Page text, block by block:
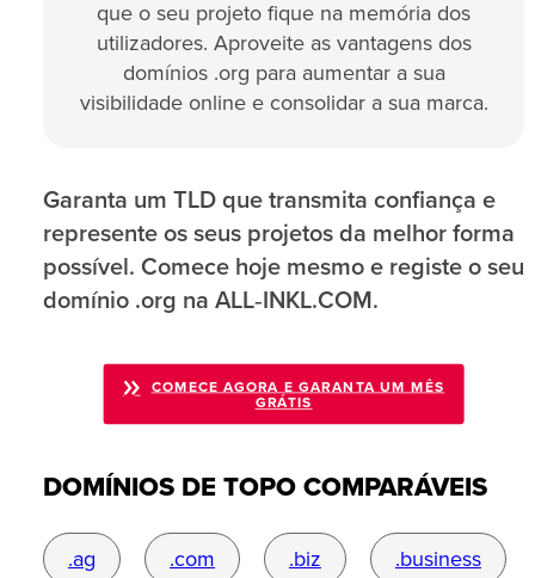
que o seu projeto fique na memória dos
utilizadores. Aproveite as vantagens dos
domínios .org para aumentar a sua
visibilidade online e consolidar a sua marca.
Garanta um TLD que transmita confiança e
represente os seus projetos da melhor forma
possível. Comece hoje mesmo e registe o seu
domínio .org na ALL‑INKL.COM.
COMECE AGORA E GARANTA UM MÊS
GRÁTIS
DOMÍNIOS DE TOPO COMPARÁVEIS
.ag .com .biz .business